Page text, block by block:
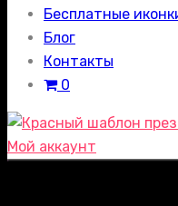
Бесплатные
Блог
Контакты
0
Мой аккаунт